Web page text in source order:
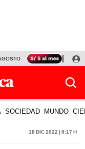
TINKA RESULTADOS
SOCIEDAD MUNDO
18 Dic 2022 | 8:17 h